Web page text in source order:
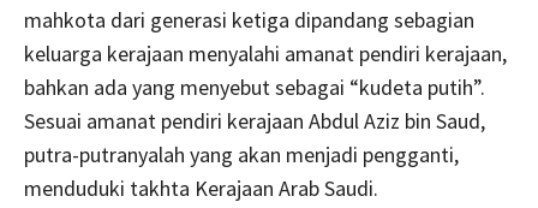
mahkota dari generasi ketiga dipandang sebagian
keluarga kerajaan menyalahi amanat pendiri kerajaan,
bahkan ada yang menyebut sebagai “kudeta putih”.
Sesuai amanat pendiri kerajaan Abdul Aziz bin Saud,
putra-putranyalah yang akan menjadi pengganti,
menduduki takhta Kerajaan Arab Saudi.